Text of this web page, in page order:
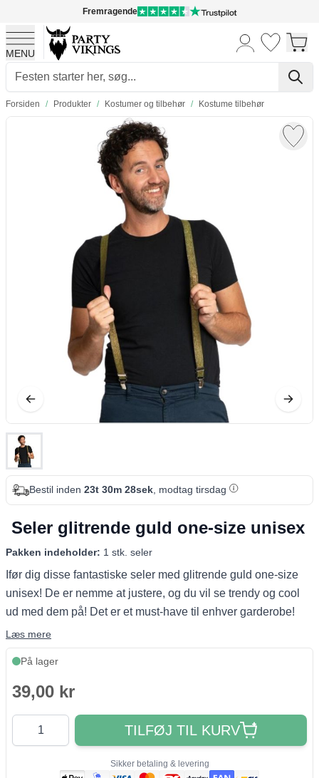
Fremragende
MENU
Skip to Content
Forsiden / Produkter / Kostumer og tilbehør / Kostume tilbehør
Bestil inden 23t 30m 28sek, modtag tirsdag
Seler glitrende guld one-size unisex
Pakken indeholder: 1 stk. seler
Ifør dig disse fantastiske seler med glitrende guld one-size
unisex! De er nemme at justere, og du vil se trendy og cool
ud med dem på! Det er et must-have til enhver garderobe!
Læs mere
På lager
39,00 kr
Antal
TILFØJ TIL KURV
Sikker betaling & levering